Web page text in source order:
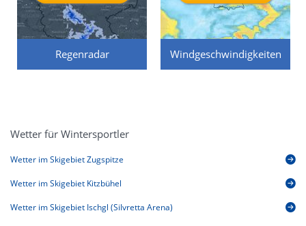
Regenradar Windgeschwindigkeiten
Wetter für Wintersportler
Wetter im Skigebiet Zugspitze
Wetter im Skigebiet Kitzbühel
Wetter im Skigebiet Ischgl (Silvretta Arena)